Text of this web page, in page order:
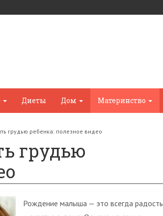
Диеты Дом Материнство
грудью ребенка: полезное видео
грудью
Рождение малыша — это всегда радость